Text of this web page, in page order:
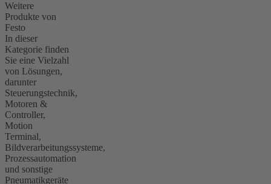
Weitere
Produkte von
Festo
In dieser
Kategorie finden
Sie eine Vielzahl
von Lösungen,
darunter
Steuerungstechnik,
Motoren &
Controller,
Motion
Terminal,
Bildverarbeitungssysteme,
Prozessautomation
und sonstige
Pneumatikgeräte